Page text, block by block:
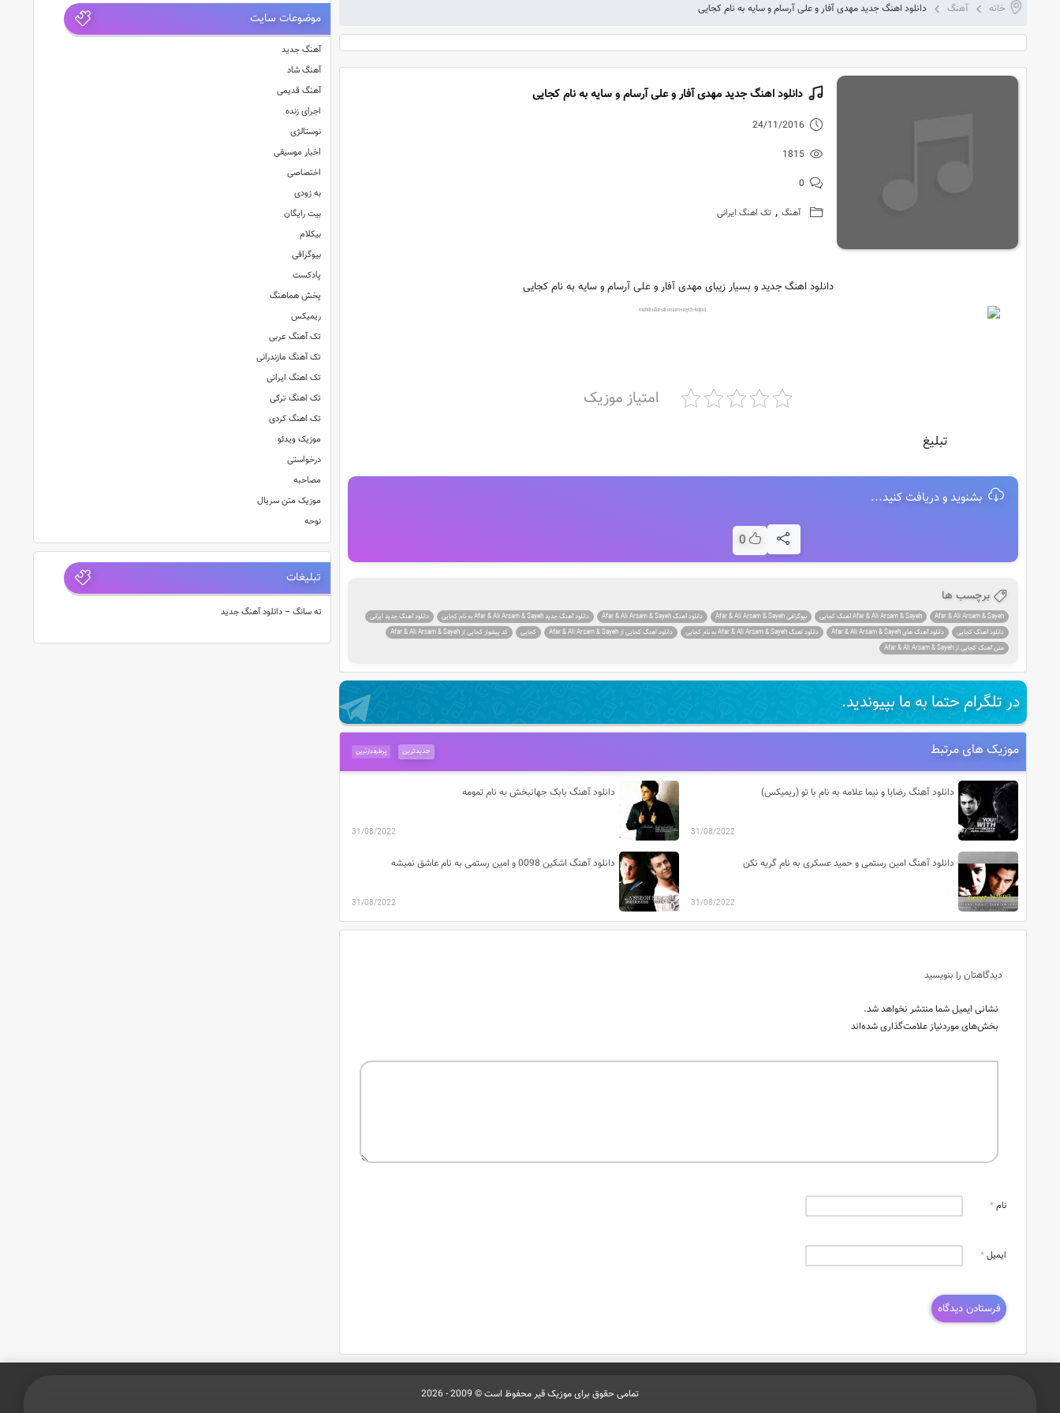
خانه آهنگ دانلود اهنگ جدید مهدی آفار و علی آرسام و سایه به نام کجایی
دانلود اهنگ جدید مهدی آفار و علی آرسام و سایه به نام کجایی
24/11/2016
1815
0
آهنگ , تک اهنگ ایرانی
دانلود اهنگ جدید و بسیار زیبای مهدی آفار و علی آرسام و سایه به نام کجایی
امتیاز موزیک
تبلیغ
بشنوید و دریافت کنید...
0
برچسب ها
Afar & Ali Arsam & Sayeh Afar & Ali Arsam & Sayeh آهنگ کجایی بیوگرافی Afar & Ali Arsam & Sayeh دانلود آهنگ Afar & Ali Arsam & Sayeh دانلود آهنگ جدید Afar & Ali Arsam & Sayeh به نام کجایی
دانلود آهنگ جدید ایرانی
دانلود آهنگ کجایی
دانلود آهنگ های Afar & Ali Arsam & Sayeh دانلود اهنگ Afar & Ali Arsam & Sayeh به نام کجایی دانلود اهنگ کجایی از Afar & Ali Arsam & Sayeh کجایی
کد پیشواز کجایی از Afar & Ali Arsam & Sayeh
متن آهنگ کجایی از Afar & Ali Arsam & Sayeh
در تلگرام حتما به ما بپیوندید.
موزیک های مرتبط پرطرفدارترین جدیدترین
دانلود آهنگ رضایا و نیما علامه به نام با تو (ریمیکس)
31/08/2022
دانلود آهنگ بابک جهانبخش به نام تمومه
31/08/2022
دانلود آهنگ امین رستمی و حمید عسکری به نام گریه نکن
31/08/2022
دانلود آهنگ اشکین 0098 و امین رستمی به نام عاشق نمیشه
31/08/2022
دیدگاهتان را بنویسید
نشانی ایمیل شما منتشر نخواهد شد.
بخش‌های موردنیاز علامت‌گذاری شده‌اند
نام*
ایمیل*
موضوعات سایت
آهنگ جدید
آهنگ شاد
آهنگ قدیمی
اجرای زنده
نوستالژی
اخبار موسیقی
اختصاصی
به زودی
بیت رایگان
بیکلام
بیوگرافی
پادکست
پخش هماهنگ
ریمیکس
تک آهنگ عربی
تک آهنگ مازندرانی
تک اهنگ ایرانی
تک اهنگ ترکی
تک اهنگ کردی
موزیک ویدئو
درخواستی
مصاحبه
موزیک متن سریال
نوحه
تبلیغات
ته سانگ – دانلود آهنگ جدید
تمامی حقوق برای موزیک قیر محفوظ است © 2009 - 2026